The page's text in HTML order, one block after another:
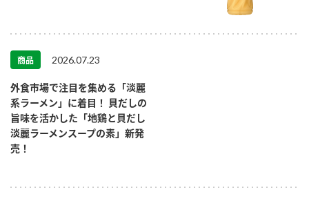
商品 2026.07.23
外食市場で注目を集める「淡麗
系ラーメン」に着目！ 貝だしの
旨味を活かした「地鶏と貝だし
淡麗ラーメンスープの素」新発
売！